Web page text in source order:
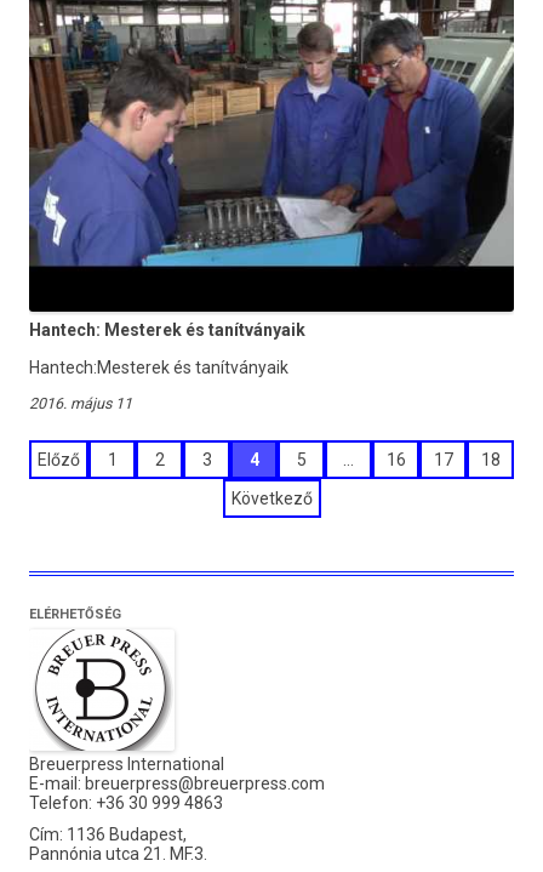
Hantech: Mesterek és tanítványaik
Hantech:Mesterek és tanítványaik
2016. május 11
Bejegyzések
Előző 1 2 3 4 5 16 17
18
Következő
ELÉRHETŐSÉG
Breuerpress International
E-mail: breuerpress@breuerpress.com
Telefon: +36 30 999 4863
Cím: 1136 Budapest,
Pannónia utca 21. MF.3.